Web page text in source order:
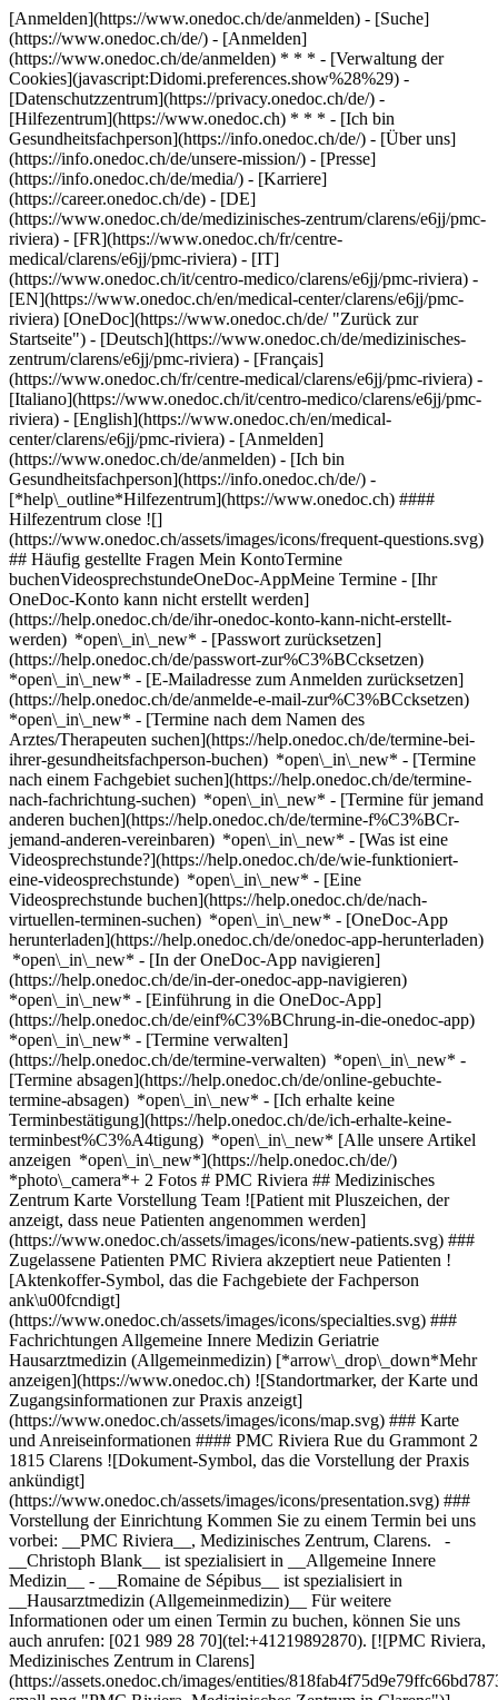
[Anmelden](https://www.onedoc.ch/de/anmelden) - [Suche]
(https://www.onedoc.ch/de/) - [Anmelden]
(https://www.onedoc.ch/de/anmelden) * * * - [Verwaltung der
Cookies](javascript:Didomi.preferences.show%28%29) -
[Datenschutzzentrum](https://privacy.onedoc.ch/de/) -
[Hilfezentrum](https://www.onedoc.ch) * * * - [Ich bin
Gesundheitsfachperson](https://info.onedoc.ch/de/) - [Über uns]
(https://info.onedoc.ch/de/unsere-mission/) - [Presse]
(https://info.onedoc.ch/de/media/) - [Karriere]
(https://career.onedoc.ch/de) - [DE]
(https://www.onedoc.ch/de/medizinisches-zentrum/clarens/e6jj/pmc-
riviera) - [FR](https://www.onedoc.ch/fr/centre-
medical/clarens/e6jj/pmc-riviera) - [IT]
(https://www.onedoc.ch/it/centro-medico/clarens/e6jj/pmc-riviera) -
[EN](https://www.onedoc.ch/en/medical-center/clarens/e6jj/pmc-
riviera) [OneDoc](https://www.onedoc.ch/de/ "Zurück zur
Startseite") - [Deutsch](https://www.onedoc.ch/de/medizinisches-
zentrum/clarens/e6jj/pmc-riviera) - [Français]
(https://www.onedoc.ch/fr/centre-medical/clarens/e6jj/pmc-riviera) -
[Italiano](https://www.onedoc.ch/it/centro-medico/clarens/e6jj/pmc-
riviera) - [English](https://www.onedoc.ch/en/medical-
center/clarens/e6jj/pmc-riviera) - [Anmelden]
(https://www.onedoc.ch/de/anmelden) - [Ich bin
Gesundheitsfachperson](https://info.onedoc.ch/de/) -
[*help\_outline*Hilfezentrum](https://www.onedoc.ch) ####
Hilfezentrum close ![]
(https://www.onedoc.ch/assets/images/icons/frequent-questions.svg)
## Häufig gestellte Fragen Mein KontoTermine
buchenVideosprechstundeOneDoc-AppMeine Termine - [Ihr
OneDoc-Konto kann nicht erstellt werden]
(https://help.onedoc.ch/de/ihr-onedoc-konto-kann-nicht-erstellt-
werden) *open\_in\_new* - [Passwort zurücksetzen]
(https://help.onedoc.ch/de/passwort-zur%C3%BCcksetzen)
*open\_in\_new* - [E-Mailadresse zum Anmelden zurücksetzen]
(https://help.onedoc.ch/de/anmelde-e-mail-zur%C3%BCcksetzen)
*open\_in\_new* - [Termine nach dem Namen des
Arztes/Therapeuten suchen](https://help.onedoc.ch/de/termine-bei-
ihrer-gesundheitsfachperson-buchen) *open\_in\_new* - [Termine
nach einem Fachgebiet suchen](https://help.onedoc.ch/de/termine-
nach-fachrichtung-suchen) *open\_in\_new* - [Termine für jemand
anderen buchen](https://help.onedoc.ch/de/termine-f%C3%BCr-
jemand-anderen-vereinbaren) *open\_in\_new* - [Was ist eine
Videosprechstunde?](https://help.onedoc.ch/de/wie-funktioniert-
eine-videosprechstunde) *open\_in\_new* - [Eine
Videosprechstunde buchen](https://help.onedoc.ch/de/nach-
virtuellen-terminen-suchen) *open\_in\_new* - [OneDoc-App
herunterladen](https://help.onedoc.ch/de/onedoc-app-herunterladen)
*open\_in\_new* - [In der OneDoc-App navigieren]
(https://help.onedoc.ch/de/in-der-onedoc-app-navigieren)
*open\_in\_new* - [Einführung in die OneDoc-App]
(https://help.onedoc.ch/de/einf%C3%BChrung-in-die-onedoc-app)
*open\_in\_new* - [Termine verwalten](https://help.onedoc.ch/de/termine-verwalten) *open\_in\_new* - [Termine absagen](https://help.onedoc.ch/de/online-gebuchte-termine-absagen) *open\_in\_new* - [Ich erhalte keine Terminbestätigung](https://help.onedoc.ch/de/ich-erhalte-keine-terminbest%C3%A4tigung) *open\_in\_new* [Alle unsere Artikel anzeigen *open\_in\_new*](https://help.onedoc.ch/de/) *photo\_camera*+ 2 Fotos # PMC Riviera ## Medizinisches Zentrum Karte Vorstellung Team ![Patient mit Pluszeichen, der anzeigt, dass neue Patienten angenommen werden](https://www.onedoc.ch/assets/images/icons/new-patients.svg) ### Zugelassene Patienten PMC Riviera akzeptiert neue Patienten ![Aktenkoffer-Symbol, das die Fachgebiete der Fachperson ank\u00fcndigt](https://www.onedoc.ch/assets/images/icons/specialties.svg) ### Fachrichtungen Allgemeine Innere Medizin Geriatrie Hausarztmedizin (Allgemeinmedizin) [*arrow\_drop\_down*Mehr anzeigen](https://www.onedoc.ch) ![Standortmarker, der Karte und Zugangsinformationen zur Praxis anzeigt](https://www.onedoc.ch/assets/images/icons/map.svg) ### Karte und Anreiseinformationen #### PMC Riviera Rue du Grammont 2 1815 Clarens ![Dokument-Symbol, das die Vorstellung der Praxis ankündigt](https://www.onedoc.ch/assets/images/icons/presentation.svg) ### Vorstellung der Einrichtung Kommen Sie zu einem Termin bei uns vorbei: __PMC Riviera__, Medizinisches Zentrum, Clarens. - __Christoph Blank__ ist spezialisiert in __Allgemeine Innere Medizin__ - __Romaine de Sépibus__ ist spezialisiert in __Hausarztmedizin (Allgemeinmedizin)__ Für weitere Informationen oder um einen Termin zu buchen, können Sie uns auch anrufen: [021 989 28 70](tel:+41219892870). [![PMC Riviera, Medizinisches Zentrum in Clarens](https://assets.onedoc.ch/images/entities/818fab4f75d9e79ffc66bd787396ad16a5ca06d62f0d231b3fd777bfeef17dcb-small.png "PMC Riviera, Medizinisches Zentrum in Clarens")](https://assets.onedoc.ch/images/entities/818fab4f75d9e79ffc66bd787396ad16a5ca06d62f0d231b3fd777bfeef17dcb.png)[![PMC Riviera, Medizinisches Zentrum in Clarens](https://assets.onedoc.ch/images/entities/4462e545408c4f05e70c4652a5ed488bc4badffa8bed0f24253feb429da3fdec-small.jpg "PMC Riviera, Medizinisches Zentrum in Clarens")](https://assets.onedoc.ch/images/entities/4462e545408c4f05e70c4652a5ed488bc4badffa8bed0f24253feb429da3fdec.jpg)[![PMC Riviera, Medizinisches Zentrum in Clarens](https://assets.onedoc.ch/images/entities/daf1a886cc059e5428b8a4c5c0a9ba91b75fb36470fc211db06e7aff7486541e-small.jpg "PMC Riviera, Medizinisches Zentrum in Clarens")](https://assets.onedoc.ch/images/entities/daf1a886cc059e5428b8a4c5c0a9ba91b75fb36470fc211db06e7aff7486541e.jpg) ![Personengruppe-Symbol, das die Liste der in der Praxis tätigen Fachpersonen ankündigt](https://www.onedoc.ch/assets/images/icons/team.svg) ### Team Facharzt für Allgemeine Innere Medizin [![Christoph Blank, Facharzt für Allgemeine Innere Medizin in Clarens](https://assets.onedoc.ch/images/users/4d0dc1ab1571a22ef9ab6b2d5d4fab96b77c1e7f7d7f182829c8a5780134d4db-small.jpg "Christoph Blank, Facharzt für Allgemeine Innere Medizin in Clarens") \ __Dr. Christoph Blank__](https://www.onedoc.ch/de/facharzt-fur-allgemeine-innere-medizin/clarens/pcjz3/dr-christoph-blank) Hausärztin (Allgemeinmedizinerin) [![Romaine de Sépibus, Hausärztin (Allgemeinmedizinerin) in Clarens](https://assets.onedoc.ch/images/users/37c8876bb4f91485e2abd033872cf9d6cae7aaf38ca0379a79cf16e26db9e814-small.jpg "Romaine de Sépibus, Hausärztin (Allgemeinmedizinerin) in Clarens") \ __Dr. Romaine de Sépibus__](https://www.onedoc.ch/de/hausarztin-allgemeinmedizinerin/clarens/pcjz2/dr-romaine-de-sepibus) ![Sprechblasen-Symbol, das den FAQ-Bereich ank\u00fcndigt](https://www.onedoc.ch/assets/images/icons/faq.svg) ### FAQ *expand\_more* *keyboard\_arrow\_right* ## Wie lautet die Adresse von PMC Riviera? PMC Riviera empfängt Patienten hier: Rue du Grammont 2, 1815 Clarens. * * * *keyboard\_arrow\_right* ## Wie lautet die Telefonnummer von PMC Riviera? Die Telefonnummer von PMC Riviera lautet [021 989 28 70](tel:+41219892870). * * * *keyboard\_arrow\_right* ## Welche Fachrichtungen werden in PMC Riviera praktiziert? PMC Riviera bietet Beratungen/ Behandlungen in [Allgemeine Innere Medizin](https://www.onedoc.ch/de/facharzt-fur-allgemeine-innere-medizin/clarens), [Geriatrie](https://www.onedoc.ch/de/geriater/clarens) und [Hausarztmedizin (Allgemeinmedizin)](https://www.onedoc.ch/de/hausarzt-allgemeinmedizin/clarens) an. * * * *keyboard\_arrow\_right* ## Nimmt PMC Riviera neue Patienten auf? Ja, PMC Riviera nimmt neue Patienten an. Um einen Termin zu vereinbaren, können neue Patienten einfach online über OneDoc buchen. * * * *keyboard\_arrow\_right* ## Welche Sprachen werden in PMC Riviera gesprochen? PMC Riviera bietet Beratungen/ Behandlungen in Deutsch, Englisch, Spanisch und Französisch an. 1. [OneDoc](https://www.onedoc.ch/de/)/ 2. [Medizinisches Zentrum](https://www.onedoc.ch/de/medizinisches-zentrum)/ 3. [Kanton Waadt](https://www.onedoc.ch/de/medizinisches-zentrum/kanton-waadt)/ 4. [Clarens](https://www.onedoc.ch/de/medizinisches-zentrum/clarens)/ 5. PMC Riviera ### Termin buchen bei PMC Riviera Füllen Sie die folgenden Felder aus 1 Fachrichtung Wählen Sie eine Fachrichtung * * * *touch\_app* Wählen Sie einen Termin *chevron\_left* Mi. 05 Aug. *chevron\_right* Mehr Termine anzeigen Zeitfenster Termin buchen ### Laden Sie die OneDoc-App herunter Buchen Sie online einen Termin bei einem Arzt, Zahnarzt oder Therapeuten in Ihrer Nähe in der Schweiz. Mit der OneDoc-App können Sie alle Ihre medizinischen Termine von Ihrem Handy aus verwalten, jederzeit und überall. ![QR-Code, der zum Apple App Store oder Google Play leitet, um die OneDoc Patienten-App zu laden](https://www.onedoc.ch/assets/images/download-app-qr.jpeg) Scannen Sie den QR-Code, um die App herunterzuladen [![Laden Sie unsere App im App Store herunter!](https://www.onedoc.ch/assets/images/app-store-badge-de.svg)](https://apps.apple.com/ch/app/onedoc/id1592376413?l=fr)[![Laden Sie unsere App im Google Play Store herunter!](https://www.onedoc.ch/assets/images/google-play-badge-de.png)](https://play.google.com/store/apps/details?id=ch.onedoc.patient&hl=fr-CH) *keyboard\_arrow\_right* ## Verwandte Suchbegriffe [Hausarzt (Allgemeinmedizin) in Lausanne](https://www.onedoc.ch/de/hausarzt-allgemeinmedizin/lausanne)[Facharzt für Allgemeine Innere Medizin in Lausanne](https://www.onedoc.ch/de/facharzt-fur-allgemeine-innere-medizin/lausanne)[Hausarzt (Allgemeinmedizin) in Renens](https://www.onedoc.ch/de/hausarzt-allgemeinmedizin/renens)[Facharzt für Allgemeine Innere Medizin in Morges](https://www.onedoc.ch/de/facharzt-fur-allgemeine-innere-medizin/morges)[Hausarzt (Allgemeinmedizin) in Freiburg](https://www.onedoc.ch/de/hausarzt-allgemeinmedizin/freiburg)[Hausarzt (Allgemeinmedizin) in Vevey](https://www.onedoc.ch/de/hausarzt-allgemeinmedizin/vevey)[Hausarzt (Allgemeinmedizin) in Bulle](https://www.onedoc.ch/de/hausarzt-allgemeinmedizin/bulle)[Hausarzt (Allgemeinmedizin) in Gland](https://www.onedoc.ch/de/hausarzt-allgemeinmedizin/gland)[Hausarzt (Allgemeinmedizin) in Morges](https://www.onedoc.ch/de/hausarzt-allgemeinmedizin/morges)[Facharzt für Allgemeine Innere Medizin in Ecublens VD](https://www.onedoc.ch/de/facharzt-fur-allgemeine-innere-medizin/ecublens?state=VD)[Hausarzt (Allgemeinmedizin) in Prilly](https://www.onedoc.ch/de/hausarzt-allgemeinmedizin/prilly)[Facharzt für Allgemeine Innere Medizin in Gland](https://www.onedoc.ch/de/facharzt-fur-allgemeine-innere-medizin/gland)[Hausarzt (Allgemeinmedizin) in Chavannes-près-Renens](https://www.onedoc.ch/de/hausarzt-allgemeinmedizin/chavannes-pres-renens)[Hausarzt (Allgemeinmedizin) in Estavayer](https://www.onedoc.ch/de/hausarzt-allgemeinmedizin/estavayer)[Facharzt für Allgemeine Innere Medizin in Vevey](https://www.onedoc.ch/de/facharzt-fur-allgemeine-innere-medizin/vevey)[Hausarzt (Allgemeinmedizin) in Givisiez](https://www.onedoc.ch/de/hausarzt-allgemeinmedizin/givisiez)[Hausarzt (Allgemeinmedizin) in Aigle](https://www.onedoc.ch/de/hausarzt-allgemeinmedizin/aigle)[Facharzt für Allgemeine Innere Medizin in Freiburg](https://www.onedoc.ch/de/facharzt-fur-allgemeine-innere-medizin/freiburg)[Facharzt für Allgemeine Innere Medizin in Chexbres](https://www.onedoc.ch/de/facharzt-fur-allgemeine-innere-medizin/chexbres)[Hausarzt (Allgemeinmedizin) in Romanel-sur-Lausanne](https://www.onedoc.ch/de/hausarzt-allgemeinmedizin/romanel-sur-lausanne)[Facharzt für Allgemeine Innere Medizin in Bulle](https://www.onedoc.ch/de/facharzt-fur-allgemeine-innere-medizin/bulle) *keyboard\_arrow\_right* ## Beliebte Suchbegriffe [Medizinisches Zentrum in Lausanne](https://www.onedoc.ch/de/medizinisches-zentrum/lausanne)[Medizinisches Zentrum in Renens](https://www.onedoc.ch/de/medizinisches-zentrum/renens)[Medizinisches Zentrum in Crissier](https://www.onedoc.ch/de/medizinisches-zentrum/crissier)[Medizinisches Zentrum in Morges](https://www.onedoc.ch/de/medizinisches-zentrum/morges)[Medizinisches Zentrum in Yverdon-les-Bains](https://www.onedoc.ch/de/medizinisches-zentrum/yverdon-les-bains)[Medizinisches Zentrum in Montreux](https://www.onedoc.ch/de/medizinisches-zentrum/montreux)[Medizinisches Zentrum in Vevey](https://www.onedoc.ch/de/medizinisches-zentrum/vevey)[Medizinisches Zentrum in Genolier](https://www.onedoc.ch/de/medizinisches-zentrum/genolier)[Medizinisches Zentrum in Gland](https://www.onedoc.ch/de/medizinisches-zentrum/gland)[Medizinisches Zentrum in Nyon](https://www.onedoc.ch/de/medizinisches-zentrum/nyon)[Medizinisches Zentrum in Aigle](https://www.onedoc.ch/de/medizinisches-zentrum/aigle)[Medizinisches Zentrum in Epalinges](https://www.onedoc.ch/de/medizinisches-zentrum/epalinges)[Medizinisches Zentrum in Aubonne](https://www.onedoc.ch/de/medizinisches-zentrum/aubonne)[Medizinisches Zentrum in Prilly](https://www.onedoc.ch/de/medizinisches-zentrum/prill